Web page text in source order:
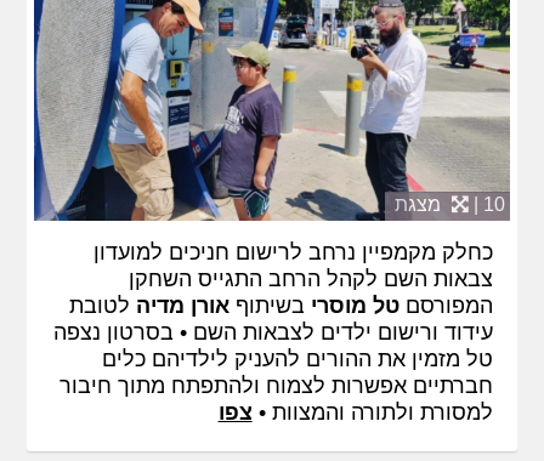
10 | מצגת
כחלק מקמפיין נרחב לרישום חניכים למועדון
צבאות השם לקהל הרחב התגייס השחקן
המפורסםטל מוסריבשיתוףאורן מדיה לטובת
עידוד ורישום ילדים לצבאות השם • בסרטון נצפה
טל מזמין את ההורים להעניק לילדיהם כלים
חברתיים אפשרות לצמוח ולהתפתח מתוך חיבור
למסורת ולתורה והמצוות • צפו